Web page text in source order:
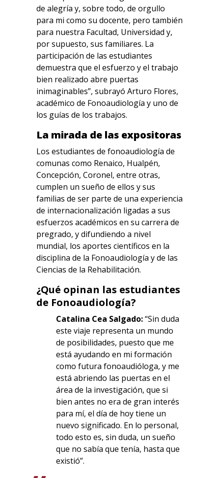
de alegría y, sobre todo, de orgullo
para mi como su docente, pero también
para nuestra Facultad, Universidad y,
por supuesto, sus familiares. La
participación de las estudiantes
demuestra que el esfuerzo y el trabajo
bien realizado abre puertas
inimaginables”, subrayó Arturo Flores,
académico de Fonoaudiología y uno de
los guías de los trabajos.
La mirada de las expositoras
Los estudiantes de fonoaudiología de
comunas como Renaico, Hualpén,
Concepción, Coronel, entre otras,
cumplen un sueño de ellos y sus
familias de ser parte de una experiencia
de internacionalización ligadas a sus
esfuerzos académicos en su carrera de
pregrado, y difundiendo a nivel
mundial, los aportes científicos en la
disciplina de la Fonoaudiología y de las
Ciencias de la Rehabilitación.
¿Qué opinan las estudiantes
de Fonoaudiología?
Catalina Cea Salgado:“Sin duda
este viaje representa un mundo
de posibilidades, puesto que me
está ayudando en mi formación
como futura fonoaudióloga, y me
está abriendo las puertas en el
área de la investigación, que si
bien antes no era de gran interés
para mí, el día de hoy tiene un
nuevo significado. En lo personal,
todo esto es, sin duda, un sueño
que no sabía que tenía, hasta que
existió”.